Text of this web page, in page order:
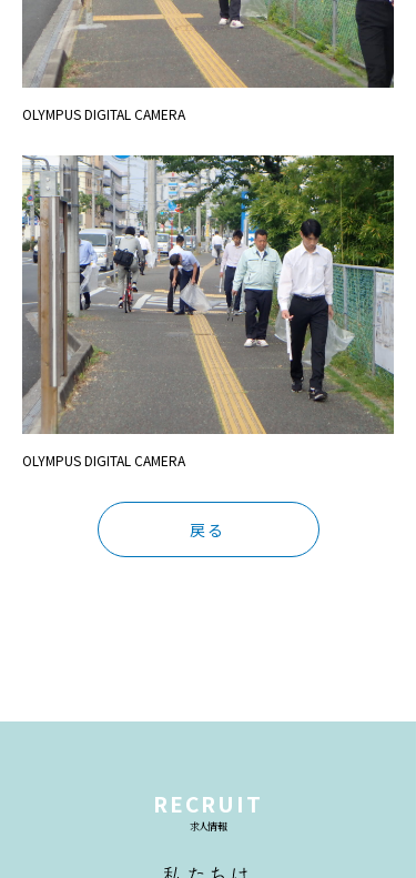
OLYMPUS DIGITAL CAMERA
OLYMPUS DIGITAL CAMERA
戻る
RECRUIT
求人情報